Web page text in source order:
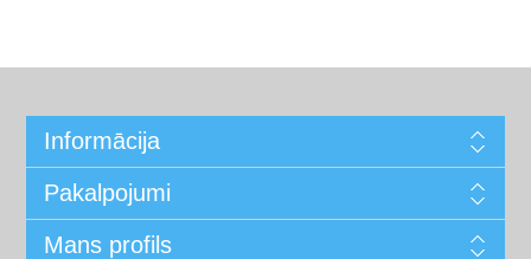
Informācija
Pakalpojumi
Mans profils